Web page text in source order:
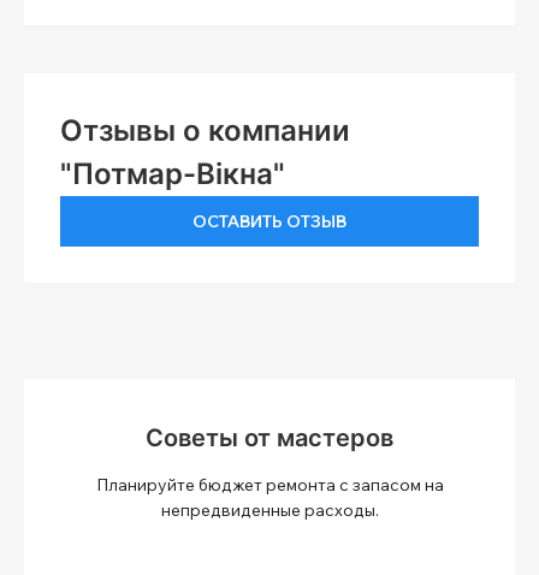
Отзывы о компании
"Потмар-Вікна"
ОСТАВИТЬ ОТЗЫВ
Советы от мастеров
Планируйте бюджет ремонта с запасом на
непредвиденные расходы.